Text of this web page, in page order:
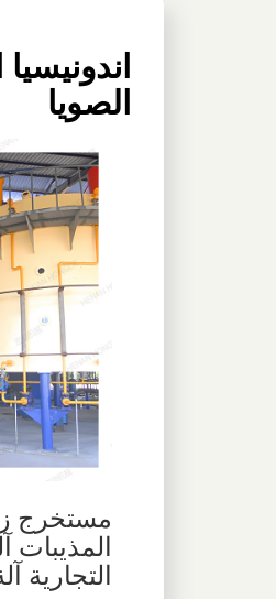
الصويا
مستخرج
المذيبات
التجارية